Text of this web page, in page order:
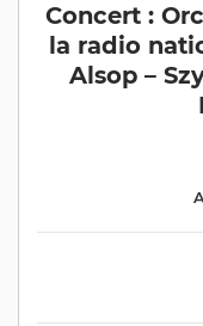
Concert :
la radio
Alsop –